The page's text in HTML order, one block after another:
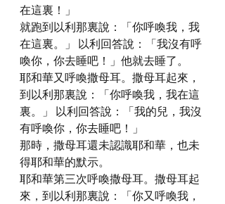
在這裏！」
就跑到以利那裏說：「你呼喚我，我
在這裏。」 以利回答說：「我沒有呼
喚你，你去睡吧！」他就去睡了。
耶和華又呼喚撒母耳。撒母耳起來，
到以利那裏說：「你呼喚我，我在這
裏。」 以利回答說：「我的兒，我沒
有呼喚你，你去睡吧！」
那時，撒母耳還未認識耶和華，也未
得耶和華的默示。
耶和華第三次呼喚撒母耳。撒母耳起
來，到以利那裏說：「你又呼喚我，